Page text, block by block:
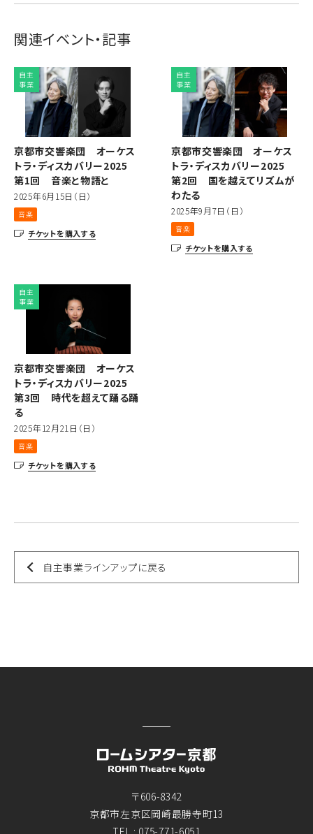
関連イベント・記事
自主
事業
京都市交響楽団 オーケス
トラ・ディスカバリー2025
第1回 音楽と物語と
2025年6月15日（日）
音楽
チケットを購入する
自主
事業
京都市交響楽団 オーケス
トラ・ディスカバリー2025
第2回 国を越えてリズムが
わたる
2025年9月7日（日）
音楽
チケットを購入する
自主
事業
京都市交響楽団 オーケス
トラ・ディスカバリー2025
第3回 時代を超えて踊る踊
る
2025年12月21日（日）
音楽
チケットを購入する
自主事業ラインアップに戻る
〒606-8342
京都市左京区岡崎最勝寺町13